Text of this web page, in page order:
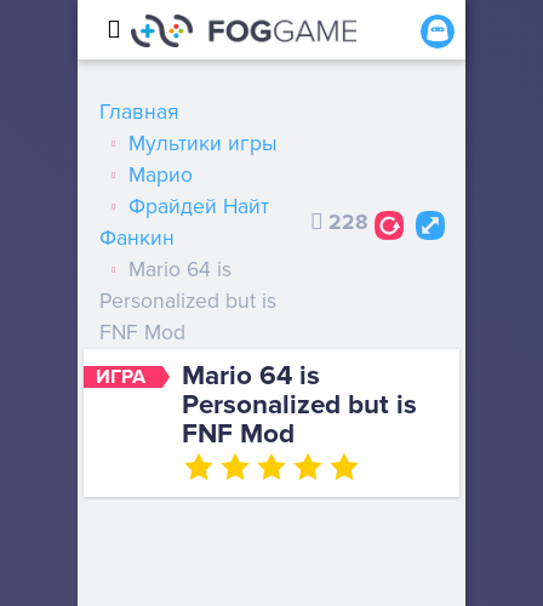
ИГРА
Mario 64 is
Personalized but is
FNF Mod
Главная
Мультики игры
Марио
Фрайдей Найт
Фанкин
Mario 64 is
Personalized but is
FNF Mod
228